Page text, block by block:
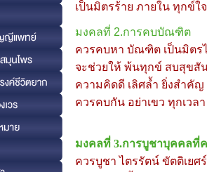
เป็นมิตรร้าย ภายใน ทุกข์ใ
มงคลที่ 2.การคบบัณฑิต
ควรคบหา บัณฑิต เป็นมิตร
จะช่วยให้ พ้นทุกข์ สบสุขสั
ความคิดดี เลิศล้ำ ยิ่งสำคัญ
ควรคบกัน อย่าเขว ทุกเวลา
มงคลที่ 3.การบูชาบุคคลที่
ควรบูชา ไตรรัตน์ ขัตติเยศร์